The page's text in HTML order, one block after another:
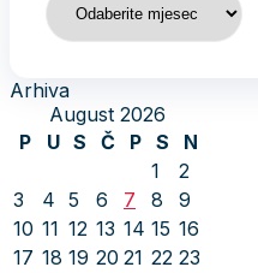
Arhiva
August 2026
P
U S Č P S
N
1
2
3
4 5 6 7 8
9
10 11 12 13 14 15 16
17 18 19 20 21 22 23